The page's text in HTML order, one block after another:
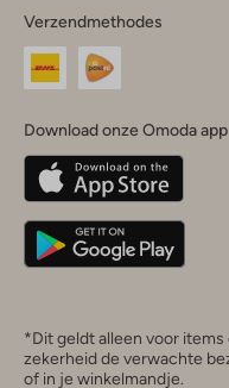
je
land
Nederland
Belgique
Deutschland
Verzendmethodes
Download onze Omoda app
*Dit geldt alleen voor items
zekerheid de verwachte
of in je winkelmandje.